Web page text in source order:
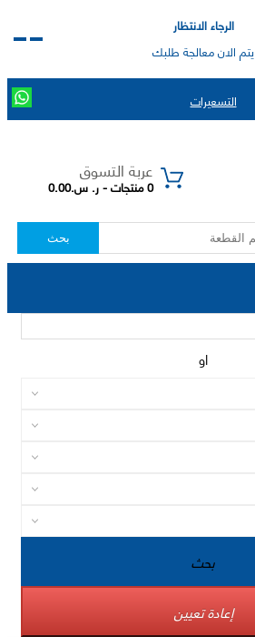
الرجاء الانتظار
يتم الان معالجة طلبك
التسعيرات
عربة التسوق
0 منتجات - ر. س.0.00
بحث
او
بحث
إعادة تعيين